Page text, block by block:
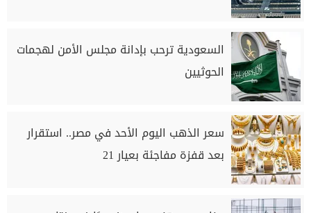
السعودية ترحب بإدانة مجلس الأمن لهجمات
الحوثيين
سعر الذهب اليوم الأحد في مصر.. استقرار
بعد قفزة مفاجئة بعيار 21